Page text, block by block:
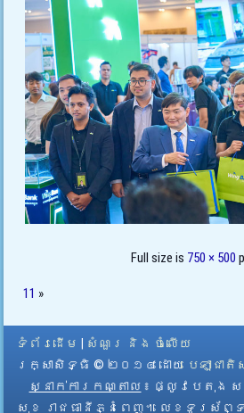
Full size is 750 × 500
11 »
ទំព័រដើម
សំណួរ និង ចំលើយ
រក្សាសិទ្ធិ © ២០១៤ ដោយ​ បេឡាជ
ស្នាក់ការកណ្តាល ៖ ផ្លូវបេតុង
សុខ រាជធានីភ្នំពេញ។ លេខទូរស័